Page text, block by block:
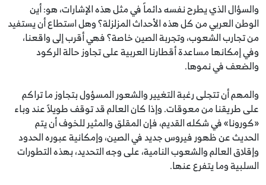
والسؤال الذي يطرح نفسه دائماً في مثل هذه الإشارات، هو: أين
الوطن العربي من كل هذه الأحداث المزلزلة؟ وهل استطاع أن يستفيد
من تجارب الشعوب، وتجربة الصين خاصة؟ فهي أقرب إلى واقعنا،
وفي إمكانها مساعدة أقطارنا العربية على تجاوز حالة الركود
والضعف في نموها.
والمهم أن تتجلى رغبة التغيير والشعور المسؤول بتجاوز ما تراكم
على طريقنا من معوقات. وإذا كان العالم قد توقف طويلاً عند وباء
«كورونا» في شكله القديم، فإن المقلق والمثير للخوف أن يتم
الحديث عن ظهور فيروس جديد في الصين، وإمكانية عبوره الحدود
وإقلاق العالم والشعوب النامية، على وجه التحديد، بهذه التطورات
السلبية وما يتفرع عنها.